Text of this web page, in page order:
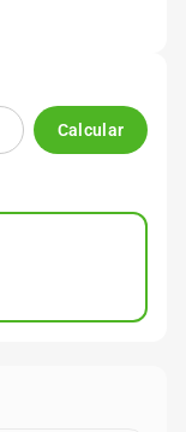
Calcular